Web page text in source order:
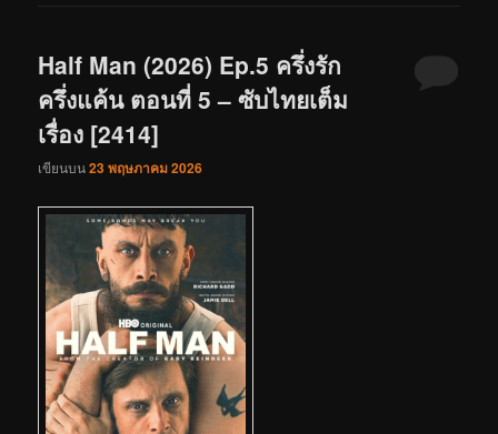
Half Man (2026) Ep.5 ครึ่งรัก
ครึ่งแค้น ตอนที่ 5 – ซับไทยเต็ม
เรื่อง [2414]
เขียนบน23 พฤษภาคม 2026